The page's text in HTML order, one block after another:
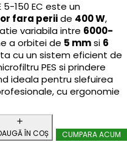
5-150 EC este un
fara periide 400 W,
variabila intre 6000-
a orbitei de 5 mmsi 6
cu un sistem eficient de
PES si prindere
ideala pentru slefuirea
cu ergonomie
ÎN COȘ CUMPARA ACUM